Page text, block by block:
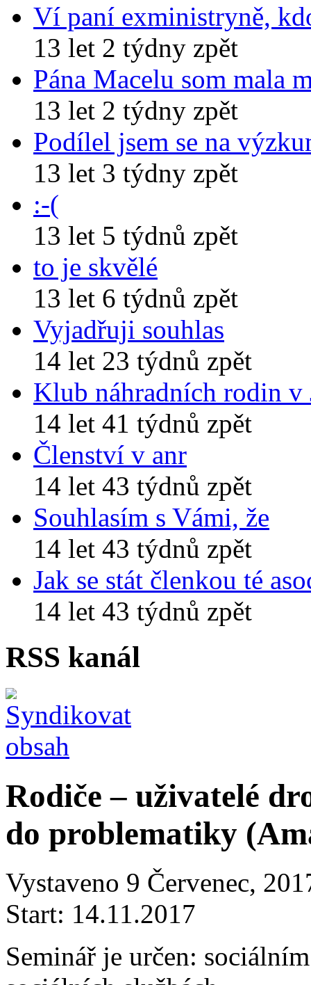
Ví paní exministryně,
13 let 2 týdny zpět
Pána Macelu som mala
13 let 2 týdny zpět
Podílel jsem se na
13 let 3 týdny zpět
:-(
13 let 5 týdnů zpět
to je skvělé
13 let 6 týdnů zpět
Vyjadřuji souhlas
14 let 23 týdnů zpět
Klub náhradních rodin v
14 let 41 týdnů zpět
Členství v anr
14 let 43 týdnů zpět
Souhlasím s Vámi, že
14 let 43 týdnů zpět
Jak se stát členkou té
14 let 43 týdnů zpět
RSS kanál
Rodiče – uživatelé
do problematiky
Vystaveno 9 Červenec,
Start: 14.11.2017
Seminář je určen: